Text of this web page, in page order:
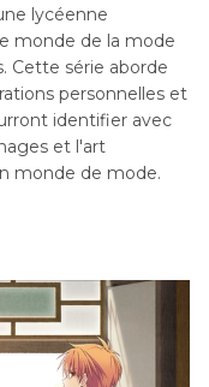
lycéenne
monde de la mode
Cette série aborde
personnelles et
identifier avec
et l'art
monde de mode.